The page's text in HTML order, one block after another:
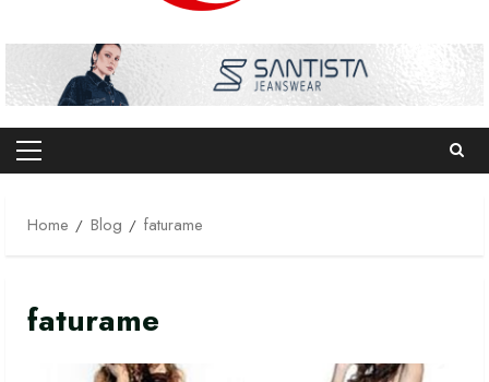
Primary
Home
Blog faturame
faturame